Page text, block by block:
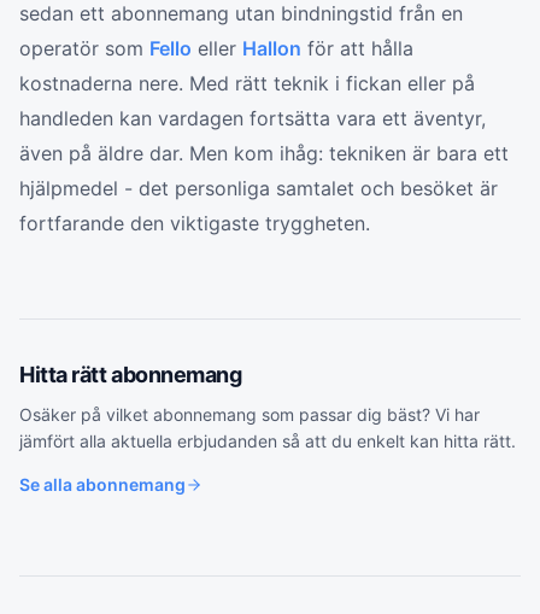
sedan ett abonnemang utan bindningstid från en
operatör som Fello eller Hallon för att hålla
kostnaderna nere. Med rätt teknik i fickan eller på
handleden kan vardagen fortsätta vara ett äventyr,
även på äldre dar. Men kom ihåg: tekniken är bara ett
hjälpmedel - det personliga samtalet och besöket är
fortfarande den viktigaste tryggheten.
Hitta rättabonnemang
Osäker på vilket abonnemang som passar dig bäst? Vi har
jämfört alla aktuella erbjudanden så att du enkelt kan hitta rätt.
Se allaabonnemang